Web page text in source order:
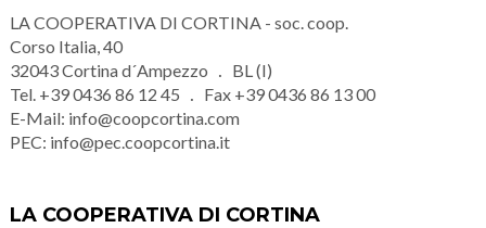
LA COOPERATIVA DI CORTINA - soc. coop.
Corso Italia, 40
32043Cortina d´Ampezzo
BL (I)
Tel. +39 0436 86 12 45 Fax +39 0436 86 13 00
E-Mail: info@coopcortina.com
PEC: info@pec.coopcortina.it
LA COOPERATIVA DI CORTINA